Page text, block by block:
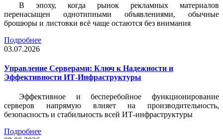
В эпоху, когда рынок рекламных материалов
перенасыщен однотипными объявлениями, обычные
брошюры и листовки всё чаще остаются без внимания
Подробнее
03.07.2026
Управление Серверами: Ключ к Надежности и
Эффективности ИТ-Инфраструктуры
Эффективное и бесперебойное функционирование
серверов напрямую влияет на производительность,
безопасность и стабильность всей ИТ-инфраструктуры
Подробнее